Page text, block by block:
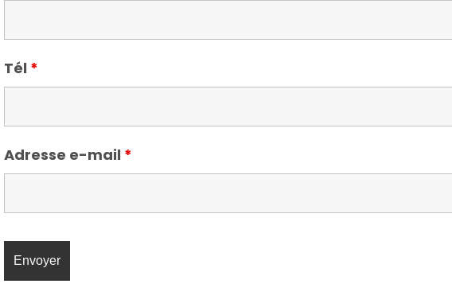
Tél *
Adresse e-mail *